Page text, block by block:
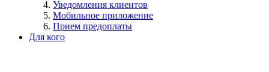
Уведомления клиентов
Мобильное приложение
Прием предоплаты
Для кого